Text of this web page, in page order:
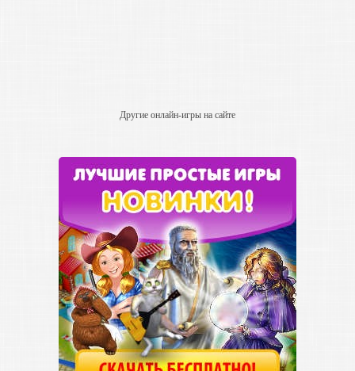
Другие онлайн-игры на сайте